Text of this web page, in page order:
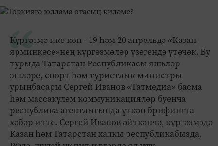
Күргәзмә ике көн - 19 һәм 20 апрельдә «Казан
ярминкәсе»нең күргәзмәләр үзәгендә үтәчәк. Бу
турыда Татарстан Республикасы яшьләр
эшләре, спорт һәм туристлык министры
урынбасары Сергей Иванов «Татмедиа» басма
һәм массакүләм коммуникацияләр буенча
республика агентлыгында үткән брифингта
хәбәр итте. Сергей Иванов әйткәнчә, күргәзмәдә
Казан һәм Татарстан халкы республикабызда,